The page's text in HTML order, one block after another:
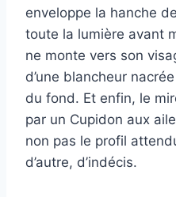
enveloppe la hanche
toute la lumière avant
ne monte vers son
d’une blancheur
du fond. Et enfin, le
par un Cupidon aux
non pas le profil
d’autre, d’indécis.